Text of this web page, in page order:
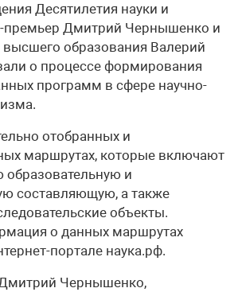
Десятилетия науки и
премьер Дмитрий Чернышенко и
высшего образования Валерий
о процессе формирования
программ в сфере научно-
отобранных и
маршрутах, которые включают
и
составляющую, а также
объекты.
о данных маршрутах
портале наука.рф.
Чернышенко,